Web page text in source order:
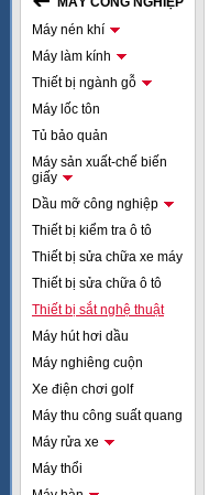
Máy nén khí
Máy làm kính
Thiết bị ngành gỗ
Máy lốc tôn
Tủ bảo quản
Máy sản xuất-chế biến
giấy
Dầu mỡ công nghiệp
Thiết bị kiểm tra ô tô
Thiết bị sửa chữa xe máy
Thiết bị sửa chữa ô tô
Thiết bị sắt nghệ thuật
Máy hút hơi dầu
Máy nghiêng cuộn
Xe điện chơi golf
Máy thu công suất quang
Máy rửa xe
Máy thổi